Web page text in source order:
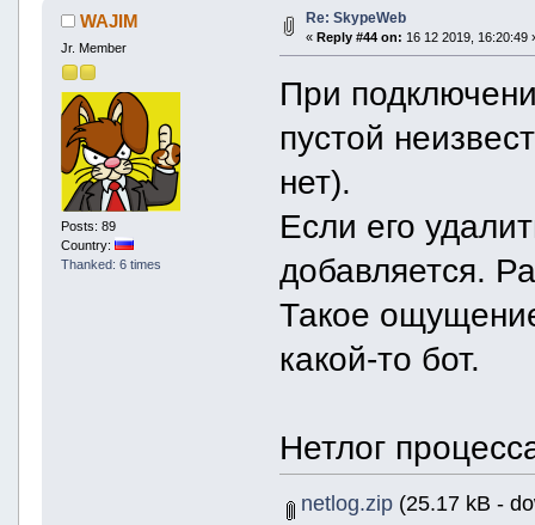
WAJIM
Jr. Member
Posts: 89
Country:
Thanked: 6 times
Re: SkypeWeb
« Reply #44 on: 16 12 2019, 16:20:49
При
пустой
нет).
Если его
добавляется.
Такое
какой-то бот.
Нетлог
netlog.zip(25.17 kB -